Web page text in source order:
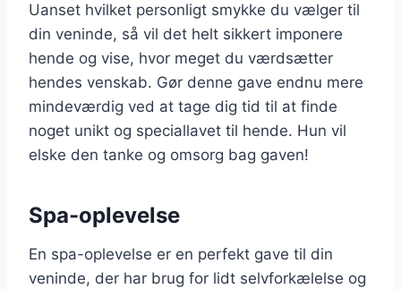
Uanset hvilket personligt smykke du vælger til
din veninde, så vil det helt sikkert imponere
hende og vise, hvor meget du værdsætter
hendes venskab. Gør denne gave endnu mere
mindeværdig ved at tage dig tid til at finde
noget unikt og speciallavet til hende. Hun vil
elske den tanke og omsorg bag gaven!
Spa-oplevelse
En spa-oplevelse er en perfekt gave til din
veninde, der har brug for lidt selvforkælelse og